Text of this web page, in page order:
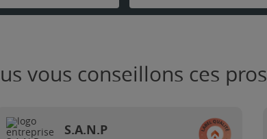
vous conseillons ces pros
S.A.N.P